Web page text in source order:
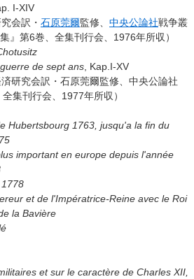
I-XIV
会訳・ 石原莞爾監修、 中央公論社戦争叢
』第6巻、全集刊行会、1976年所収）
de sept ans , Kap.I-XV
研究会訳・石原莞爾監修、中央公論社
集刊行会、1977年所収）
Hubertsbourg 1763, jusqu'a la fin du
important en europe depuis l'année
et de l'Impératrice-Reine avec le Roi
la Bavière
et sur le caractère de Charles XII,